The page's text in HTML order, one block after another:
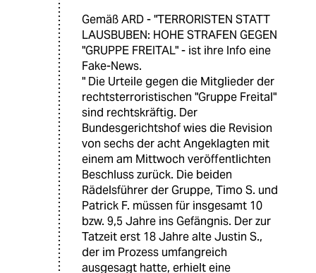
Gemäß ARD - "TERRORISTEN STATT
LAUSBUBEN: HOHE STRAFEN GEGEN
"GRUPPE FREITAL" - ist ihre Info eine
Fake-News.
" Die Urteile gegen die Mitglieder der
rechtsterroristischen "Gruppe Freital"
sind rechtskräftig. Der
Bundesgerichtshof wies die Revision
von sechs der acht Angeklagten mit
einem am Mittwoch veröffentlichten
Beschluss zurück. Die beiden
Rädelsführer der Gruppe, Timo S. und
Patrick F. müssen für insgesamt 10
bzw. 9,5 Jahre ins Gefängnis. Der zur
Tatzeit erst 18 Jahre alte Justin S.,
der im Prozess umfangreich
ausgesagt hatte, erhielt eine